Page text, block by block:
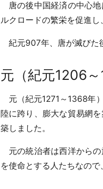
唐の後中国経済の中心地
ルクロードの繁栄を促進し
紀元907年、唐が滅びた
元（紀元1206
元（紀元1271～1368年
陸に跨り、膨大な貿易網
築しました。
元の統治者は西洋からの
を使命とする人たちなの